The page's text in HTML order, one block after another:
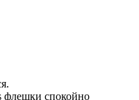
флешки спокойно